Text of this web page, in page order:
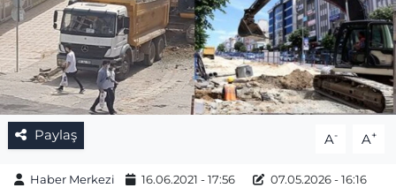
Paylaş A- A+
Haber Merkezi 16.06.2021 - 17:56
07.05.2026 - 16:16